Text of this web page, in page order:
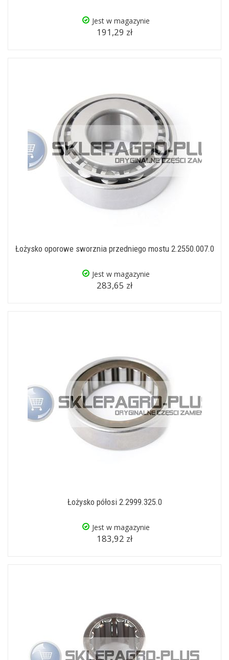
Jest w magazynie
191,29 zł
Łożysko oporowe sworznia przedniego mostu 2.2550.007.0
Jest w magazynie
283,65 zł
Łożysko półosi 2.2999.325.0
Jest w magazynie
183,92 zł